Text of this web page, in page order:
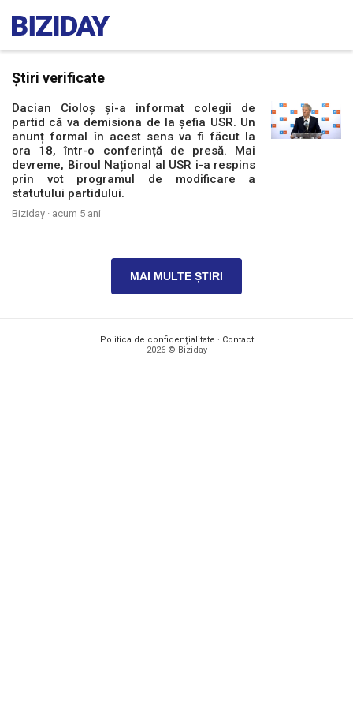
Știri verificate
Dacian Cioloș și-a informat colegii de
partid că va demisiona de la șefia USR. Un
anunț formal în acest sens va fi făcut la
ora 18, într-o conferință de presă. Mai
devreme, Biroul Național al USR i-a respins
prin vot programul de modificare a
statutului partidului.
Biziday · acum 5 ani
MAI MULTE ȘTIRI
Politica de confidențialitate · Contact
2026 © Biziday